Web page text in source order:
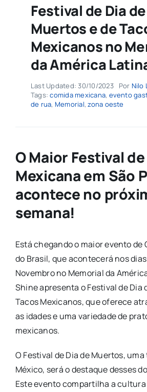
Festival de Dia de
Muertos e de
Mexicanos no
da América
Last Updated: 30/10/2023 Por Nilo
Tags:comida mexicana, evento
de rua, Memorial,zona oeste
O Maior Festival
Mexicana em São
acontece no
semana!
Está chegando o maior evento de
do Brasil, que acontecerá nos dias
Novembro no Memorial da
Shine apresenta o Festival de Dia
Tacos Mexicanos, que oferece
as idades e uma variedade de
mexicanos.
O Festival de Dia de Muertos,
México, será o destaque desses
Este evento compartilha a